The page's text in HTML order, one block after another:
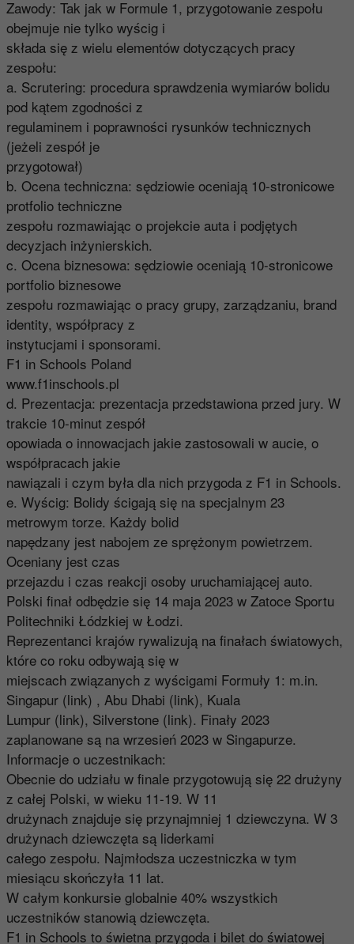
Zawody: Tak jak w Formule 1, przygotowanie zespołu
obejmuje nie tylko wyścig i
składa się z wielu elementów dotyczących pracy
zespołu:
a. Scrutering: procedura sprawdzenia wymiarów bolidu
pod kątem zgodności z
regulaminem i poprawności rysunków technicznych
(jeżeli zespół je
przygotował)
b. Ocena techniczna: sędziowie oceniają 10-stronicowe
protfolio techniczne
zespołu rozmawiając o projekcie auta i podjętych
decyzjach inżynierskich.
c. Ocena biznesowa: sędziowie oceniają 10-stronicowe
portfolio biznesowe
zespołu rozmawiając o pracy grupy, zarządzaniu, brand
identity, współpracy z
instytucjami i sponsorami.
F1 in Schools Poland
www.f1inschools.pl
d. Prezentacja: prezentacja przedstawiona przed jury. W
trakcie 10-minut zespół
opowiada o innowacjach jakie zastosowali w aucie, o
współpracach jakie
nawiązali i czym była dla nich przygoda z F1 in Schools.
e. Wyścig: Bolidy ścigają się na specjalnym 23
metrowym torze. Każdy bolid
napędzany jest nabojem ze sprężonym powietrzem.
Oceniany jest czas
przejazdu i czas reakcji osoby uruchamiającej auto.
Polski finał odbędzie się 14 maja 2023 w Zatoce Sportu
Politechniki Łódzkiej w Łodzi.
Reprezentanci krajów rywalizują na finałach światowych,
które co roku odbywają się w
miejscach związanych z wyścigami Formuły 1: m.in.
Singapur (link) , Abu Dhabi (link), Kuala
Lumpur (link), Silverstone (link). Finały 2023
zaplanowane są na wrzesień 2023 w Singapurze.
Informacje o uczestnikach:
Obecnie do udziału w finale przygotowują się 22 drużyny
z całej Polski, w wieku 11-19. W 11
drużynach znajduje się przynajmniej 1 dziewczyna. W 3
drużynach dziewczęta są liderkami
całego zespołu. Najmłodsza uczestniczka w tym
miesiącu skończyła 11 lat.
W całym konkursie globalnie 40% wszystkich
uczestników stanowią dziewczęta.
F1 in Schools to świetna przygoda i bilet do światowej